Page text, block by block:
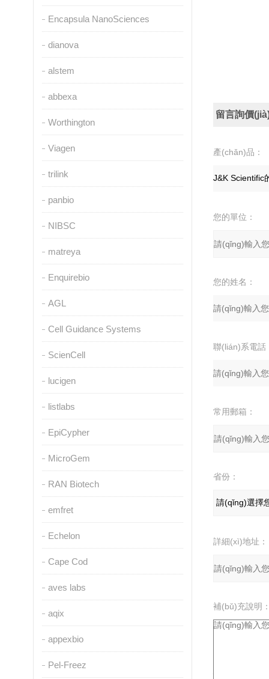
Encapsula NanoSciences
dianova
alstem
abbexa
Worthington
Viagen
trilink
panbio
NIBSC
matreya
Enquirebio
AGL
Cell Guidance Systems
ScienCell
lucigen
listlabs
EpiCypher
MicroGem
RAN Biotech
emfret
Echelon
Cape Cod
aves labs
aqix
appexbio
Pel-Freez
留言詢價
產(chǎn)品：
您的單位：
您的姓名：
聯(lián)系電話
常用郵箱：
省份：
詳細(xì)地址：
補(bǔ)充說明